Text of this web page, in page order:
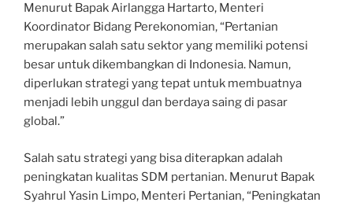
Menurut Bapak Airlangga Hartarto, Menteri
Koordinator Bidang Perekonomian, “Pertanian
merupakan salah satu sektor yang memiliki potensi
besar untuk dikembangkan di Indonesia. Namun,
diperlukan strategi yang tepat untuk membuatnya
menjadi lebih unggul dan berdaya saing di pasar
global.”
Salah satu strategi yang bisa diterapkan adalah
peningkatan kualitas SDM pertanian. Menurut Bapak
Syahrul Yasin Limpo, Menteri Pertanian, “Peningkatan